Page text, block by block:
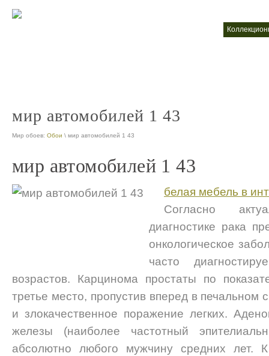
мир автомобилей 1 43
Мир обоев: Обои \ мир автомобилей 1 43
мир автомобилей 1 43
белая мебель в
Согласно
диагностике рака
онкологическое
часто
возрастов. Карцинома простаты по
третье место, пропустив вперед в печальном
и злокачественное поражение легких.
железы (наиболее частотный
абсолютно любого мужчину средних лет.